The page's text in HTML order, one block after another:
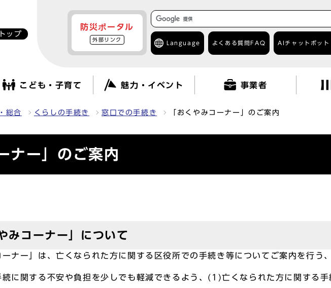
トップ
防災ポータル
外部リンク
Language よくある質問 FAQ AIチャットボット
こども・子育て 魅力・イベント 事業者
総合 くらしの手続き 窓口での手続き 「おくやみコーナー」のご案内
ナー」のご案内
みコーナー」について
ーナー」は、亡くなられた方に関する区役所での手続き等についてご案内を行う
続に関する不安や負担を少しでも軽減できるよう、(1)亡くなられた方に関する